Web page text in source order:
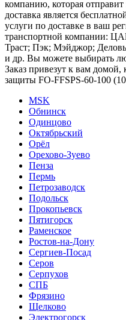
компанию, которая отправит
доставка является
услуги по доставке в ваш
транспортной компании:
Траст; Пэк; Мэйджор;
и др. Вы можете выбирать
Заказ привезут к вам домой,
защиты FO-FFSPS-60-100
MSK
Обнинск
Одинцово
Октябрьский
Орёл
Орехово-Зуево
Пенза
Пермь
Петрозаводск
Подольск
Прокопьевск
Пятигорск
Раменское
Ростов-на-Дону
Сергиев-Посад
Серов
Серпухов
СПБ
Фрязино
Щелково
Электрогорск